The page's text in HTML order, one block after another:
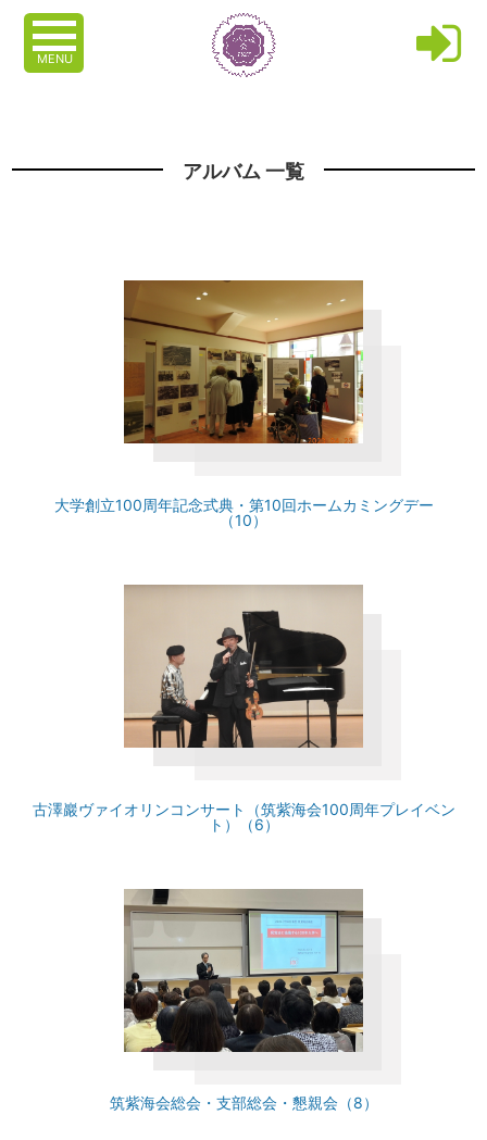
MENU
アルバム 一覧
大学創立100周年記念式典・第10回ホームカミングデー
（10）
古澤巖ヴァイオリンコンサート（筑紫海会100周年プレイベン
ト）（6）
筑紫海会総会・支部総会・懇親会（8）